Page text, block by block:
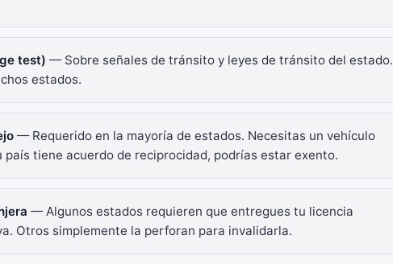
test) — Sobre señales de tránsito y leyes de tránsito del estado.
estados.
— Requerido en la mayoría de estados. Necesitas un vehículo
tiene acuerdo de reciprocidad, podrías estar exento.
— Algunos estados requieren que entregues tu licencia
Otros simplemente la perforan para invalidarla.